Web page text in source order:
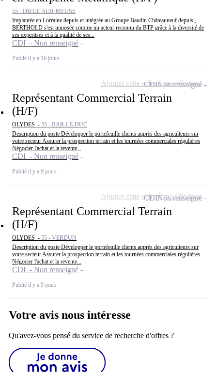
55 - DIEUE-SUR-MEUSE
Implantée en Lorraine depuis et intégrée au Groupe Baudin Châteauneuf depuis ,
BERTHOLD s'est imposée comme un acteur reconnu du BTP grâce à la diversité de
ses expertises et à la qualité de ses...
CDI - Non renseigné
Publié il y a 16 jours
Représentant Commercial Terrain
(H/F)
OLYDES - 55 - BAR-LE-DUC
Description du poste Développer le portefeuille clients auprès des agriculteurs sur
votre secteur Assurer la prospection terrain et les tournées commerciales régulières
Négocier l'achat et la revente...
CDI - Non renseigné
Publié il y a 9 jours
CDINon renseigné
Ajouter cette offre à ma sélection
Représentant Commercial Terrain
(H/F)
OLYDES - 55 - VERDUN
Description du poste Développer le portefeuille clients auprès des agriculteurs sur
votre secteur Assurer la prospection terrain et les tournées commerciales régulières
Négocier l'achat et la revente...
CDI - Non renseigné
Publié il y a 9 jours
CDINon renseigné
Ajouter cette offre à ma sélection
Votre avis nous intéresse
Qu'avez-vous pensé du service de recherche d'offres ?